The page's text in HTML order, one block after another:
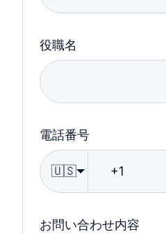
役職名
電話番号
🇺🇸
お問い合わせ内容